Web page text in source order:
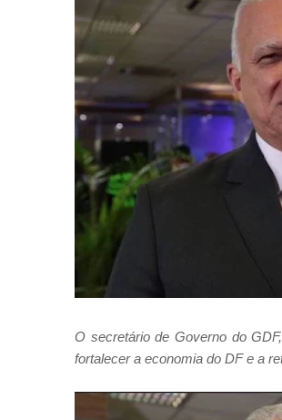
O secretário de Governo do
fortalecer a economia do DF e a